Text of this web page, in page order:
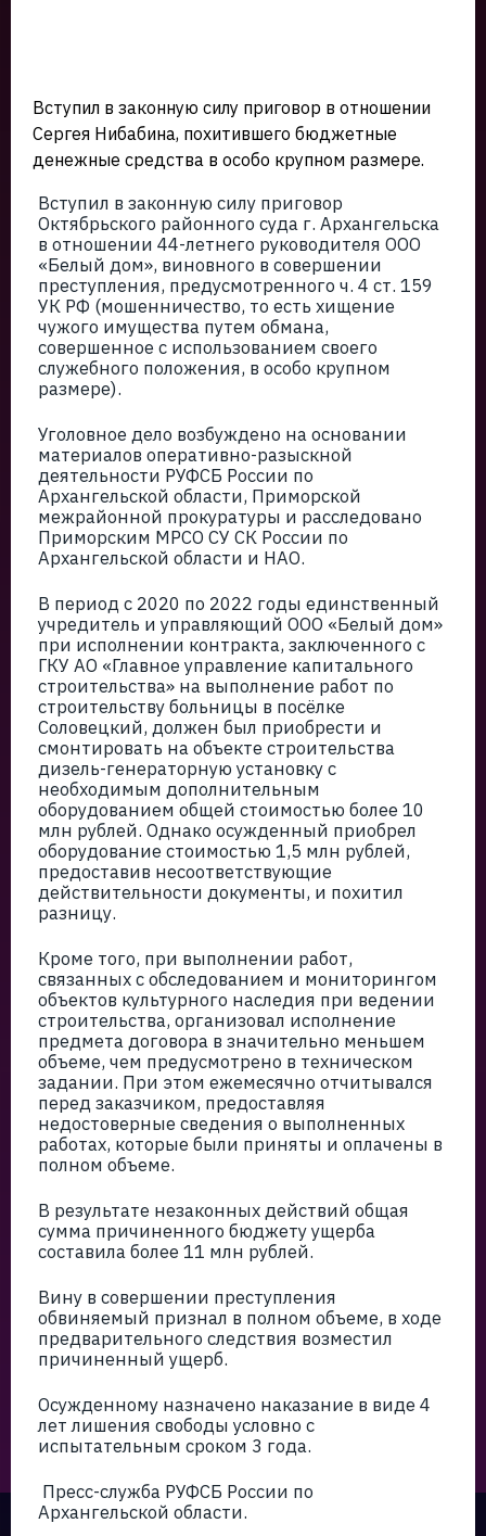
Вступил в законную силу приговор в отношении
Сергея Нибабина, похитившего бюджетные
денежные средства в особо крупном размере.
Вступил в законную силу приговор
Октябрьского районного суда г. Архангельска
в отношении 44-летнего руководителя ООО
«Белый дом», виновного в совершении
преступления, предусмотренного ч. 4 ст. 159
УК РФ (мошенничество, то есть хищение
чужого имущества путем обмана,
совершенное с использованием своего
служебного положения, в особо крупном
размере).
Уголовное дело возбуждено на основании
материалов оперативно-разыскной
деятельности РУФСБ России по
Архангельской области, Приморской
межрайонной прокуратуры и расследовано
Приморским МРСО СУ СК России по
Архангельской области и НАО.
В период с 2020 по 2022 годы единственный
учредитель и управляющий ООО «Белый дом»
при исполнении контракта, заключенного с
ГКУ АО «Главное управление капитального
строительства» на выполнение работ по
строительству больницы в посёлке
Соловецкий, должен был приобрести и
смонтировать на объекте строительства
дизель-генераторную установку с
необходимым дополнительным
оборудованием общей стоимостью более 10
млн рублей. Однако осужденный приобрел
оборудование стоимостью 1,5 млн рублей,
предоставив несоответствующие
действительности документы, и похитил
разницу.
Кроме того, при выполнении работ,
связанных с обследованием и мониторингом
объектов культурного наследия при ведении
строительства, организовал исполнение
предмета договора в значительно меньшем
объеме, чем предусмотрено в техническом
задании. При этом ежемесячно отчитывался
перед заказчиком, предоставляя
недостоверные сведения о выполненных
работах, которые были приняты и оплачены в
полном объеме.
В результате незаконных действий общая
сумма причиненного бюджету ущерба
составила более 11 млн рублей.
Вину в совершении преступления
обвиняемый признал в полном объеме, в ходе
предварительного следствия возместил
причиненный ущерб.
Осужденному назначено наказание в виде 4
лет лишения свободы условно с
испытательным сроком 3 года.
Пресс-служба РУФСБ России по
Архангельской области.